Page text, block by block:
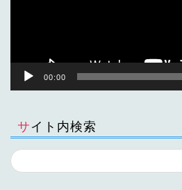
00:00
サイト内検索